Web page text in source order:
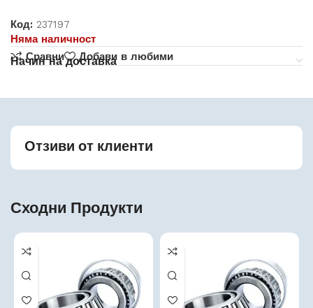
Код:237197
Няма наличност
Сравни
Добави в любими
Начин на доставка
Отзиви от клиенти
Сходни Продукти